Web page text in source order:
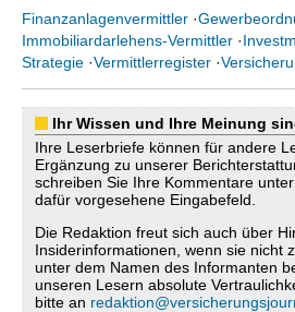
Finanzanlagenvermittler ·
Immobiliardarlehens-Vermittler ·
Strategie ·Vermittlerregister ·
Ihr Wissen und Ihre Meinung
Ihre Leserbriefe können für andere
Ergänzung zu unserer
schreiben Sie Ihre Kommentare
dafür vorgesehene Eingabefeld.
Die Redaktion freut sich auch über
Insiderinformationen, wenn sie nicht
unter dem Namen des Informanten
unseren Lesern absolute
bitte an